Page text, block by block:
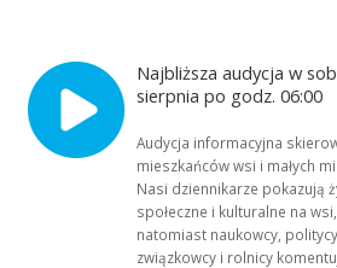
Najbliższa audycja w
sierpnia po godz. 06:00
Audycja informacyjna
mieszkańców wsi i małych
Nasi dziennikarze pokazują
społeczne i kulturalne na wsi,
natomiast naukowcy, politycy,
związkowcy i rolnicy